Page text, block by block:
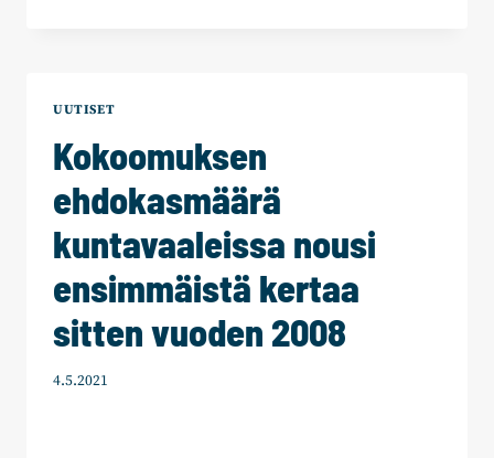
UUTISET
Kokoomuksen
ehdokasmäärä
kuntavaaleissa nousi
ensimmäistä kertaa
sitten vuoden 2008
4.5.2021